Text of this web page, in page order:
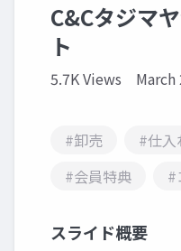
C&Cタジマ
ト
5.7K Views March
#卸売 #仕入
#会員特典
#
スライド概要